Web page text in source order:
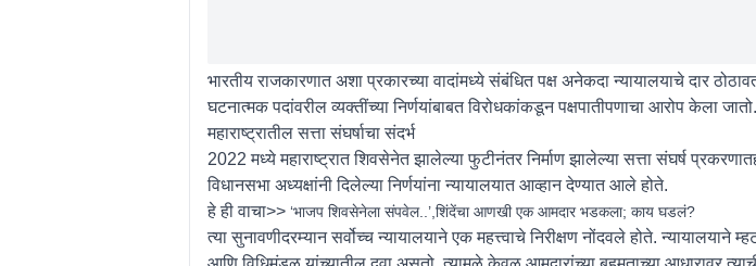
भारतीय राजकारणात अशा प्रकारच्या वादांमध्ये संबंधित पक्ष अनेकदा न्यायालयाचे दार
घटनात्मक पदांवरील व्यक्तींच्या निर्णयांबाबत विरोधकांकडून पक्षपातीपणाचा आरोप केला जातो.
महाराष्ट्रातील सत्ता संघर्षाचा संदर्भ
2022 मध्ये महाराष्ट्रात शिवसेनेत झालेल्या फुटीनंतर निर्माण झालेल्या सत्ता संघर्ष
विधानसभा अध्यक्षांनी दिलेल्या निर्णयांना न्यायालयात आव्हान देण्यात आले होते.
हे ही वाचा>> ‘भाजप शिवसेनेला संपवेल..’,शिंदेंचा आणखी एक आमदार भडकला; काय घडलं?
त्या सुनावणीदरम्यान सर्वोच्च न्यायालयाने एक महत्त्वाचे निरीक्षण नोंदवले होते. न्यायालयाने